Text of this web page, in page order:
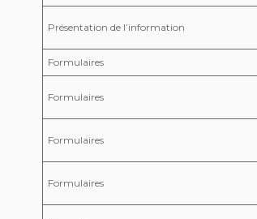
Présentation de l’information
Formulaires
Formulaires
Formulaires
Formulaires